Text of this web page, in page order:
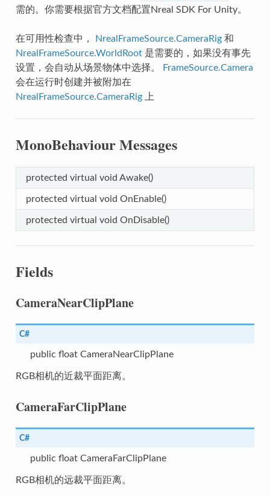
需的。你需要根据官方文档配置Nreal SDK For Unity。
在可用性检查中， NrealFrameSource.CameraRig和
NrealFrameSource.WorldRoot是需要的，如果没有事先
设置，会自动从场景物体中选择。
FrameSource.Camera
会在运行时创建并被附加在
NrealFrameSource.CameraRig上
MonoBehaviour Messages
protected virtual void Awake()
protected virtual void OnEnable()
protected virtual void OnDisable()
Fields
CameraNearClipPlane
C#
public float CameraNearClipPlane
RGB相机的近裁平面距离。
CameraFarClipPlane
C#
public float CameraFarClipPlane
RGB相机的远裁平面距离。